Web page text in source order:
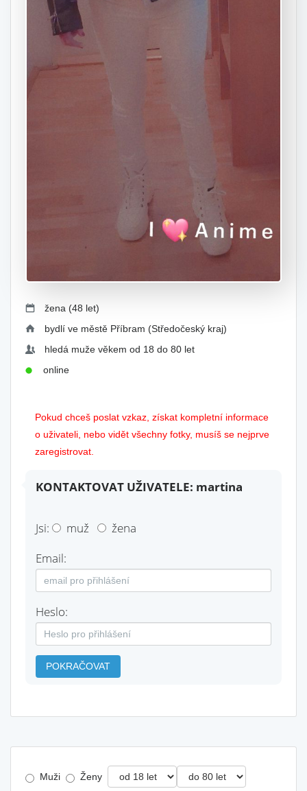
žena (48 let)
bydlí ve městě Příbram (Středočeský kraj)
hledá muže věkem od 18 do 80 let
online
Pokud chceš poslat vzkaz, získat kompletní informace
o uživateli, nebo vidět všechny fotky, musíš se nejprve
zaregistrovat.
KONTAKTOVAT UŽIVATELE: martina
Jsi: muž
žena
Email:
Heslo:
POKRAČOVAT
Muži Ženy